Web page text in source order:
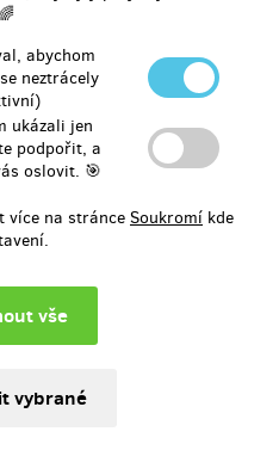
abychom
neztrácely
ukázali jen
podpořit, a
oslovit. 🎯
více na stránce Soukromí kde
000 Kč